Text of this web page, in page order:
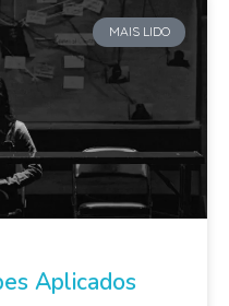
MAIS LIDO
Aplicados